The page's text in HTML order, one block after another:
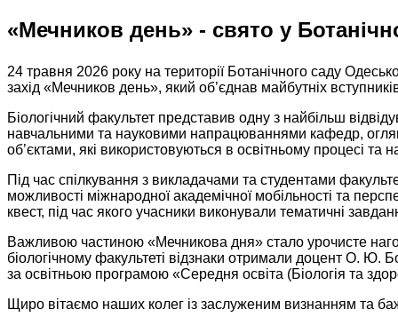
«Мечников день» - свято у
24 травня 2026 року на території Ботанічного саду
захід «Мечников день», який об’єднав майбутніх
Біологічний факультет представив одну з найбільш
навчальними та науковими напрацюваннями кафедр,
об’єктами, які використовуються в освітньому процесі та
Під час спілкування з викладачами та студентами
можливості міжнародної академічної мобільності та
квест, під час якого учасники виконували тематичні
Важливою частиною «Мечникова дня» стало урочисте
біологічному факультеті відзнаки отримали доцент О.
за освітньою програмою «Середня освіта (Біологія та
Щиро вітаємо наших колег із заслуженим визнанням та